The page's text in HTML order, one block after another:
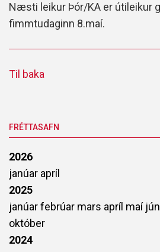
Næsti leikur Þór/KA er útileikur
fimmtudaginn 8.maí.
Til baka
FRÉTTASAFN
2026
janúar apríl
2025
janúarfebrúar mars apríl maí
október
2024